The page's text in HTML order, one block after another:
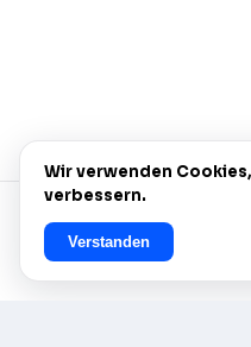
Wir verwenden
verbessern.
Verstanden